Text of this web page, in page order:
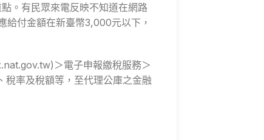
。有民眾來電反映不知道在網路
給付金額在新臺幣3,000元以下，
＞電子申報繳稅服務＞
率及稅額等，至代理公庫之金融